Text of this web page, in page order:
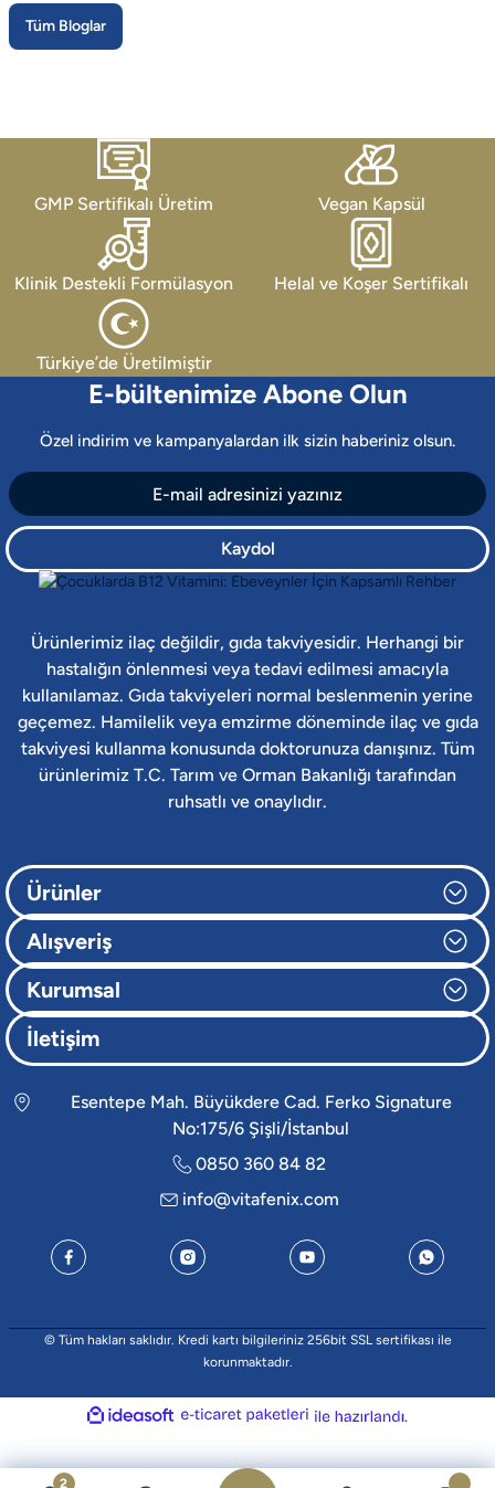
Tüm Bloglar
GMP Sertifikalı Üretim Vegan Kapsül
Klinik Destekli Formülasyon Helal ve Koşer Sertifikalı
Türkiye’de Üretilmiştir
E-bültenimize Abone Olun
Özel indirim ve kampanyalardan ilk sizin haberiniz olsun.
Kaydol
Ürünlerimiz ilaç değildir, gıda takviyesidir. Herhangi bir
hastalığın önlenmesi veya tedavi edilmesi amacıyla
kullanılamaz. Gıda takviyeleri normal beslenmenin yerine
geçemez. Hamilelik veya emzirme döneminde ilaç ve gıda
takviyesi kullanma konusunda doktorunuza danışınız. Tüm
ürünlerimiz T.C. Tarım ve Orman Bakanlığı tarafından
ruhsatlı ve onaylıdır.
Ürünler
Alışveriş
Kurumsal
İletişim
Esentepe Mah. Büyükdere Cad. Ferko Signature
No:175/6 Şişli/İstanbul
0850 360 84 82
info@vitafenix.com
© Tüm hakları saklıdır. Kredi kartı bilgileriniz 256bit SSL sertifikası ile
korunmaktadır.
2
ideasoft
e-
paketleri